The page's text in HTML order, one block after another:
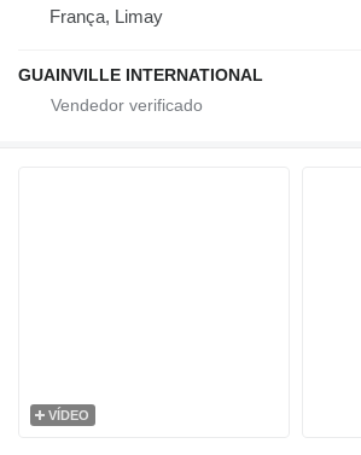
França, Limay
GUAINVILLE INTERNATIONAL
VÍDEO